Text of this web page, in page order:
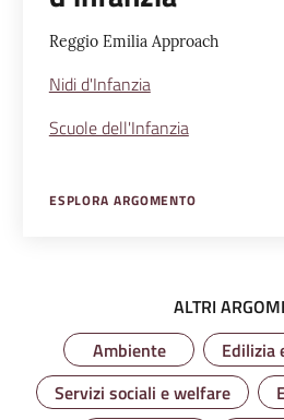
Reggio Emilia Approach
Nidi d'Infanzia
Scuole dell'Infanzia
ESPLORA ARGOMENTO
ALTRI
Ambiente
Edilizia
Servizi sociali e welfare